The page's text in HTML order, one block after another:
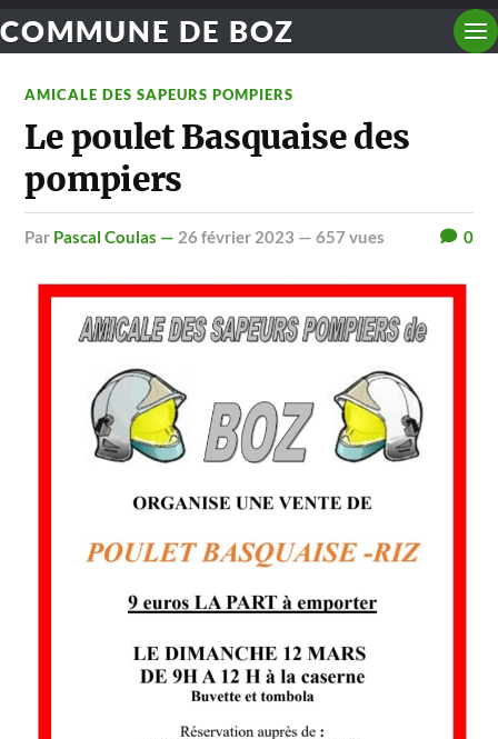
COMMUNE DE BOZ
AMICALE DES SAPEURS POMPIERS
Le poulet Basquaise des
pompiers
par Pascal Coulas — 26 février 2023 — 657 vues 0